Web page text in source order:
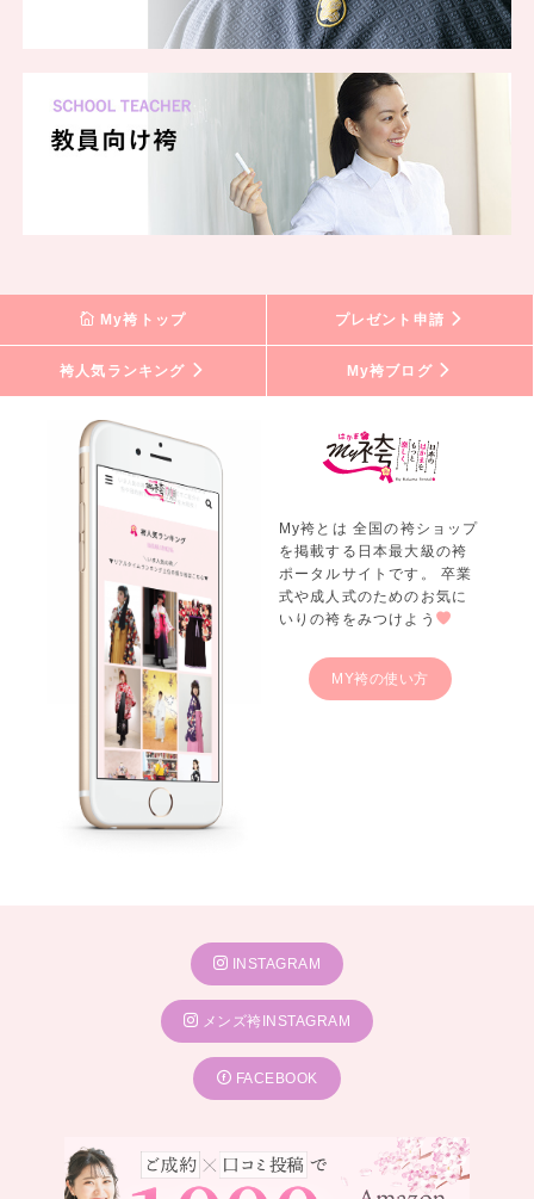
My袴トップ プレゼント申請
袴人気ランキング My袴ブログ
My袴とは 全国の袴ショップ
を掲載する日本最大級の袴
ポータルサイトです。 卒業
式や成人式のためのお気に
いりの袴をみつけよう
MY袴の使い方
INSTAGRAM
メンズ袴INSTAGRAM
FACEBOOK